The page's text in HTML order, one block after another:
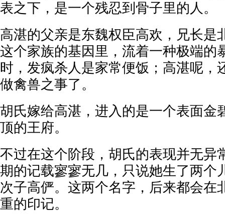
表之下，是一个残忍到骨子里的人。
高湛的父亲是东魏权臣高欢，兄长是
这个家族的基因里，流着一种极端的
时，发疯杀人是家常便饭；高湛呢，
做禽兽之事了。
胡氏嫁给高湛，进入的是一个表面金
顶的王府。
不过在这个阶段，胡氏的表现并无异
期的记载寥寥无几，只说她生了两
次子高俨。这两个名字，后来都会在
重的印记。